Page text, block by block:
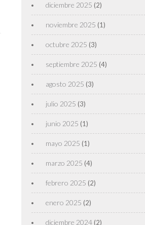
diciembre 2025 (2)
noviembre 2025 (1)
octubre 2025 (3)
septiembre 2025 (4)
agosto 2025 (3)
julio 2025 (3)
junio 2025 (1)
mayo 2025 (1)
marzo 2025 (4)
febrero 2025 (2)
enero 2025 (2)
diciembre 2024 (2)